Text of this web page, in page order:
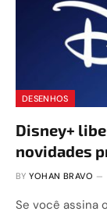
DESENHOS
Disney+
novidades
BY YOHAN BRAVO
Se você assina